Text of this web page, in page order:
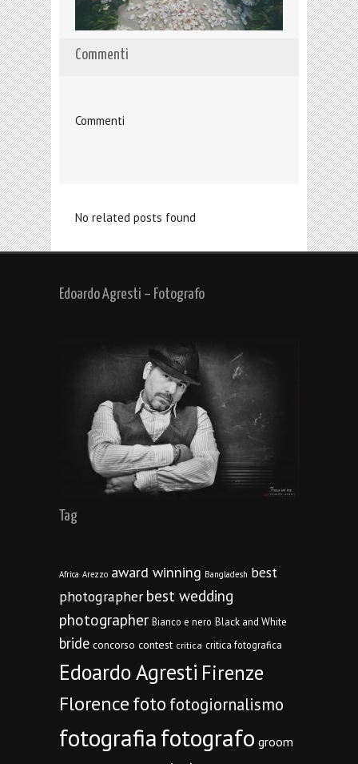
Commenti
Commenti
No related posts found
Edoardo Agresti – Fotografo
Tag
Africa Arezzo award winning Bangladesh best
photographer best wedding
photographer Bianco e nero Black and White
bride concorso contest critica critica fotografica
Edoardo Agresti Firenze
Florencefoto fotogiornalismo
fotografiafotografo groom